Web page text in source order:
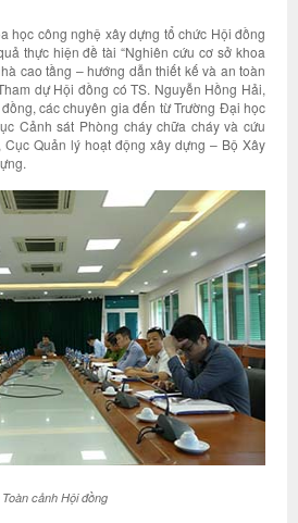
học công nghệ xây dựng tổ chức Hội đồng
thực hiện đề tài “Nghiên cứu cơ sở khoa
cao tầng – hướng dẫn thiết kế và an toàn
dự Hội đồng có TS. Nguyễn Hồng Hải,
các chuyên gia đến từ Trường Đại học
Cảnh sát Phòng cháy chữa cháy và cứu
Quản lý hoạt động xây dựng – Bộ Xây
Toàn cảnh Hội đồng